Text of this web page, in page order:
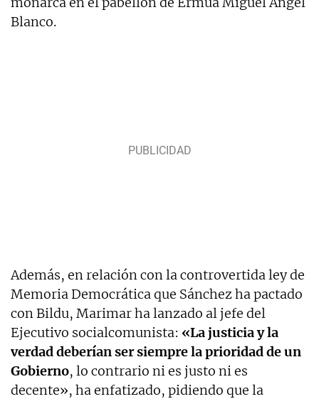
Blanco.
Además, en relación con la controvertida ley de
Memoria Democrática que Sánchez ha pactado
con Bildu, Marimar ha lanzado al jefe del
Ejecutivo socialcomunista: «La justicia y la
verdad deberían ser siempre la prioridad de un
Gobierno, lo contrario ni es justo ni es
decente», ha enfatizado, pidiendo que la